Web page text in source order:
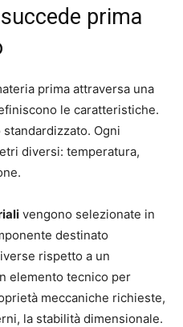
prima
prima attraversa una
le caratteristiche.
Ogni
diversi: temperatura,
vengono selezionate in
destinato
rispetto a un
elemento tecnico per
meccaniche richieste,
la stabilità dimensionale.